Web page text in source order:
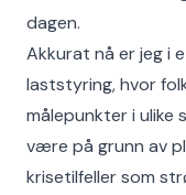
dagen.
Akkurat nå er jeg i
laststyring, hvor
målepunkter i ulike
være på grunn av
krisetilfeller som